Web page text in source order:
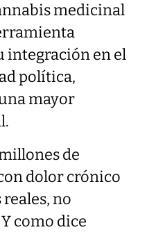
medicinal
integración en el
política,
mayor
de
dolor crónico
no
como dice